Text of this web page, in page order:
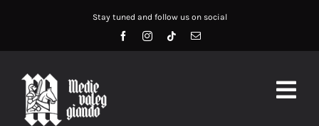
contenuto
Stay tuned and follow us on social